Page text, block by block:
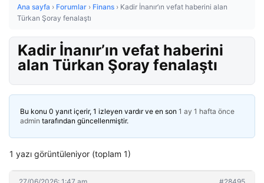
Ana sayfa › Forumlar › Finans › Kadir İnanır’ın vefat haberini alan
Türkan Şoray fenalaştı
Kadir İnanır’ın vefat haberini
alan Türkan Şoray fenalaştı
Bu konu 0 yanıt içerir, 1 izleyen vardır ve en son 1 ay 1 hafta önce
admin tarafından güncellenmiştir.
1 yazı görüntüleniyor (toplam 1)